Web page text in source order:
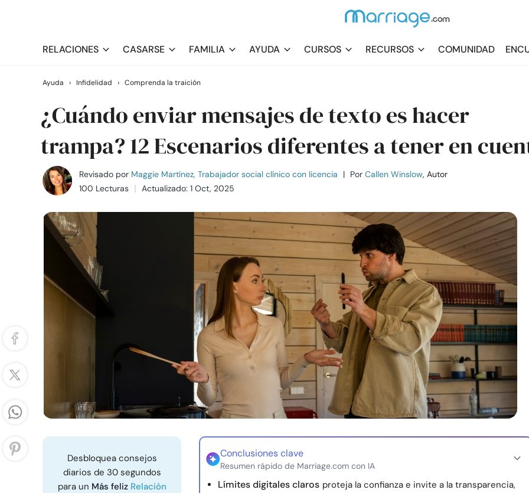
RELACIONES CASARSE FAMILIA AYUDA CURSOS RECURSOS COMUNIDAD
Ayuda › Infidelidad › Comprenda la traición
¿Cuándo enviar mensajes de texto es hacer
trampa? 12 Escenarios diferentes a tener en
Revisado por Maggie Martínez, Trabajador social clínico con licencia | Por Callen Winslow, Autor
100 Lecturas
Actualizado: 1 Oct, 2025
Desbloquea consejos
diarios de 30 segundos
para un Más feliz Relación
Conclusiones clave
Resumen rápido de Marriage.com con IA
Límites digitales claros proteja la confianza e invite a la transparencia,